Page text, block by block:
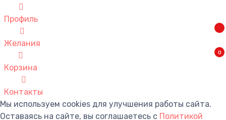
Профиль
Желания
0
Корзина
Контакты
Мы используем cookies для улучшения работы сайта.
Оставаясь на сайте, вы соглашаетесь с Политикой